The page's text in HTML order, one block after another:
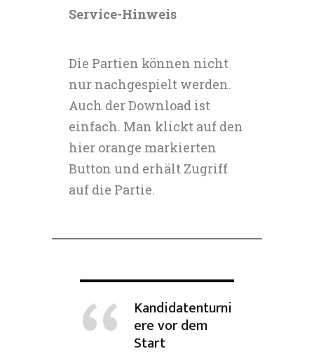
Service-Hinweis
Die Partien können nicht
nur nachgespielt werden.
Auch der Download ist
einfach. Man klickt auf den
hier orange markierten
Button und erhält Zugriff
auf die Partie.
Kandidatenturni
ere vor dem
Start